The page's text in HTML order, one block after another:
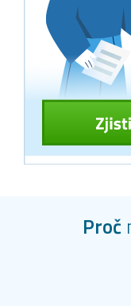
Proč